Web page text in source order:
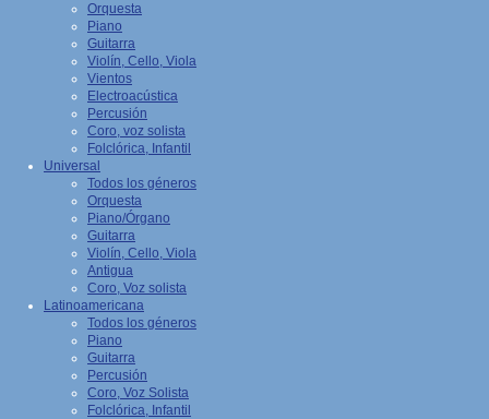
Orquesta
Piano
Guitarra
Violín, Cello, Viola
Vientos
Electroacústica
Percusión
Coro, voz solista
Folclórica, Infantil
Universal
Todos los géneros
Orquesta
Piano/Órgano
Guitarra
Violín, Cello, Viola
Antigua
Coro, Voz solista
Latinoamericana
Todos los géneros
Piano
Guitarra
Percusión
Coro, Voz Solista
Folclórica, Infantil